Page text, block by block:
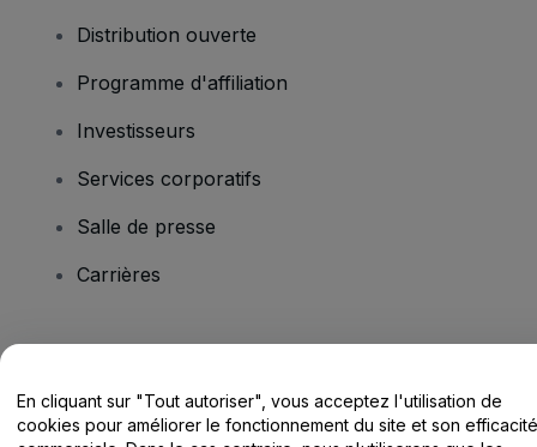
Distribution ouverte
Programme d'affiliation
Investisseurs
Services corporatifs
Salle de presse
Carrières
Centre d'assistance / Nous contacter
En cliquant sur "Tout autoriser", vous acceptez l'utilisation de
cookies pour améliorer le fonctionnement du site et son efficacité